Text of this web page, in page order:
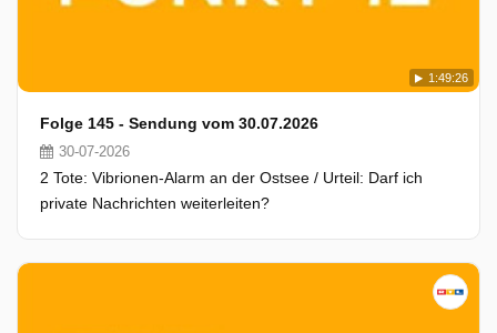
1:49:26
Folge 145 - Sendung vom 30.07.2026
30-07-2026
2 Tote: Vibrionen-Alarm an der Ostsee / Urteil: Darf ich
private Nachrichten weiterleiten?